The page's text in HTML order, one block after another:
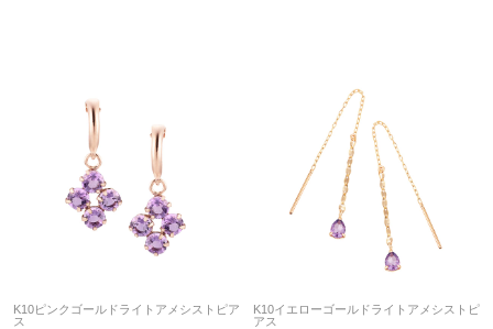
K10ピンクゴールドライトアメシストピア
ス
K10イエローゴールドライトアメシストピ
アス